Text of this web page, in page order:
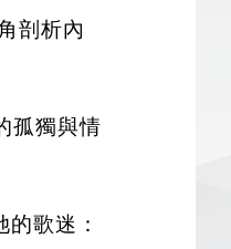
剖析內
孤獨與情
歌迷：